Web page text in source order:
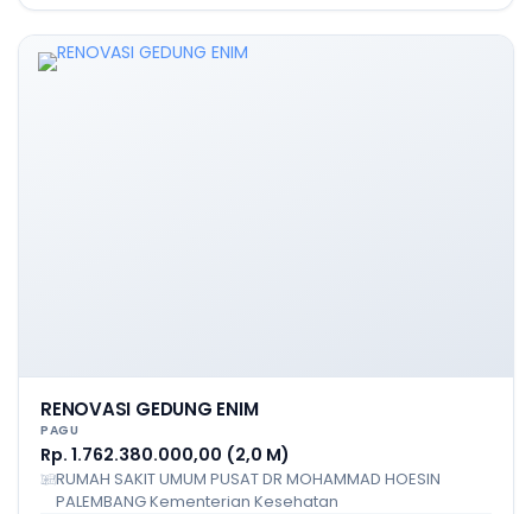
RENOVASI GEDUNG ENIM
PAGU
Rp. 1.762.380.000,00 (2,0 M)
RUMAH SAKIT UMUM PUSAT DR MOHAMMAD HOESIN
PALEMBANG Kementerian Kesehatan